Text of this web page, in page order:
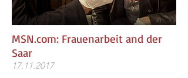
MSN.com: Frauenarbeit and der
Saar
17.11.2017